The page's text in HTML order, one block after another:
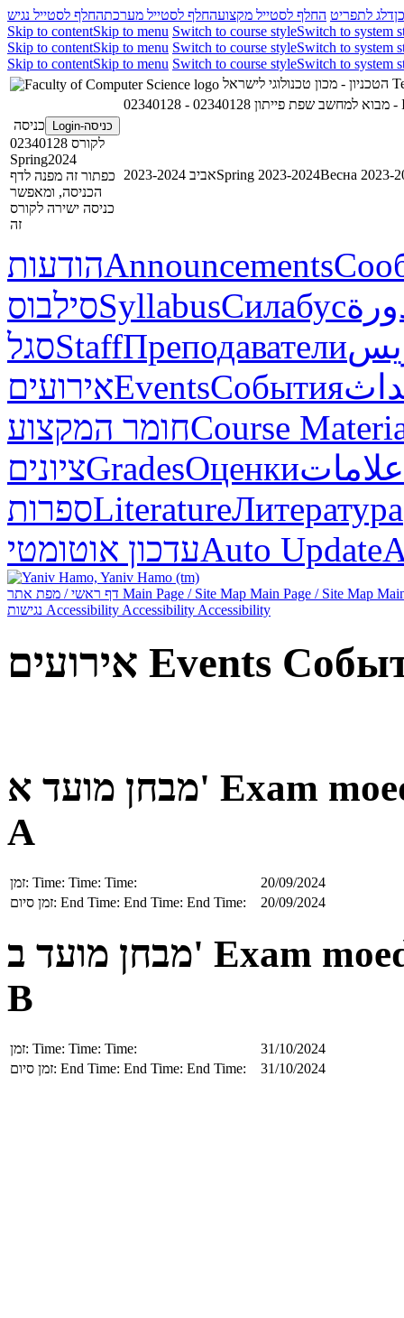
דלג לתפריט החלף לסטייל מקצועהחלף לסטייל מערכתהחלף לסטייל נגיש
Skip to contentSkip to menu Switch to course styleSwitch to system
Skip to contentSkip to menu Switch to course styleSwitch to system
Skip to contentSkip to menu Switch to course styleSwitch to system
02340128 - מבוא למחשב שפת פייתון
כניסה-Login
כניסה
לקורס 02340128
Spring2024
כפתור זה מפנה לדף
הכניסה, ומאפשר
כניסה ישירה לקורס
זה
אביב 2023-2024Spring 2023-2024Весна 2023-
הודעותAnnouncements
סילבוסSyllabusСилабус
סגלStaffПреподаватели
אירועיםEventsСобытия
חומר המקצועCourse
ציוניםGradesОценкиعلامات
ספרותLiteratureЛитература
עדכון אוטומטיAuto Update
Main Page / Site Map Main Page / Site Map
Accessibility Accessibility Accessibility
אירועים Events
מבחן מועד א' Exam
A
זמן: Time: Time: Time:
20/09/2024
זמן סיום: End Time: End Time: End Time: 20/09/2024
מבחן מועד ב' Exam
B
זמן: Time: Time: Time:
31/10/2024
זמן סיום: End Time: End Time: End Time: 31/10/2024